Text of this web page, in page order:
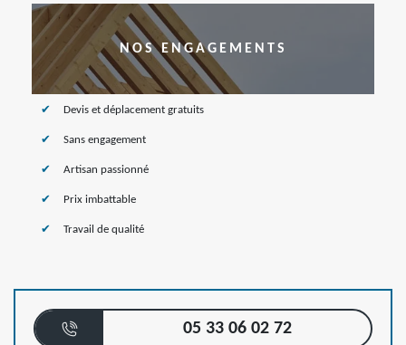
NOS ENGAGEMENTS
Devis et déplacement gratuits
Sans engagement
Artisan passionné
Prix imbattable
Travail de qualité
05 33 06 02 72